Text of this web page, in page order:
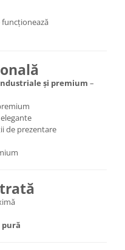
funcționează
și premium –
de prezentare
pură